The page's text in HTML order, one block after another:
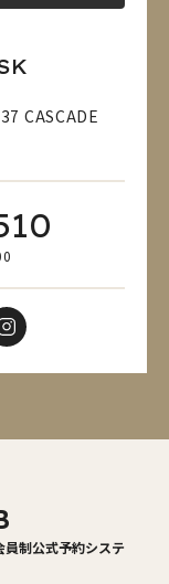
CASCADE
制公式予約システ